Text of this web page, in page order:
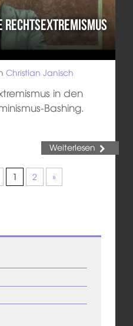
Rechtsextremismus
Christian Janisch
in den
Bashing.
Weiterlesen
1 2 »